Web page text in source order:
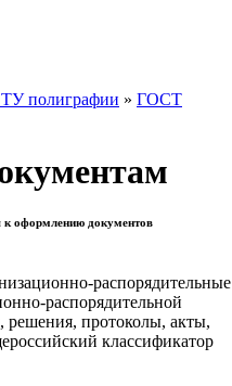
полиграфии » ГОСТ
к оформлению документов
распорядительные
распорядительной
протоколы, акты,
классификатор